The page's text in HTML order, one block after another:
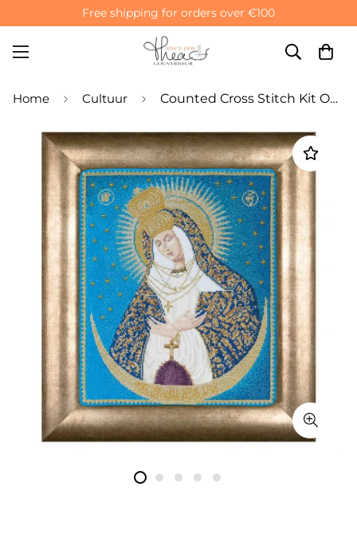
Free shipping for orders over €100
Home Cultuur Counted Cross Stitch Kit Our Lady of the Gate of Dawn - Aida 18 Count